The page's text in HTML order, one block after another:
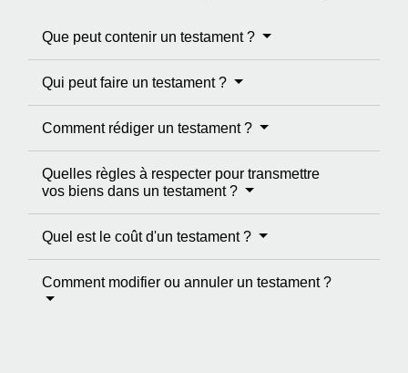
Que peut contenir un testament ?
Qui peut faire un testament ?
Comment rédiger un testament ?
Quelles règles à respecter pour transmettre
vos biens dans un testament ?
Quel est le coût d'un testament ?
Comment modifier ou annuler un testament ?